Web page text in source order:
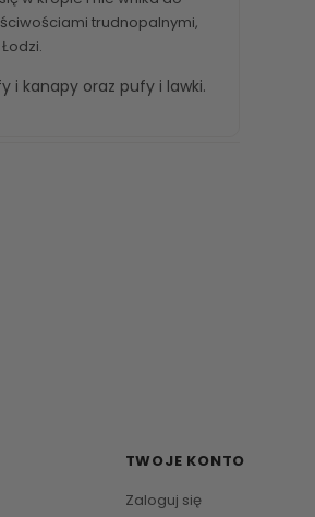
trudnopalnymi,
i kanapy oraz pufy i lawki.
TWOJE KONTO
Zaloguj się